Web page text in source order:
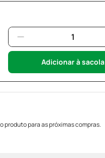
Adicionar à sacola
produto para as próximas compras.